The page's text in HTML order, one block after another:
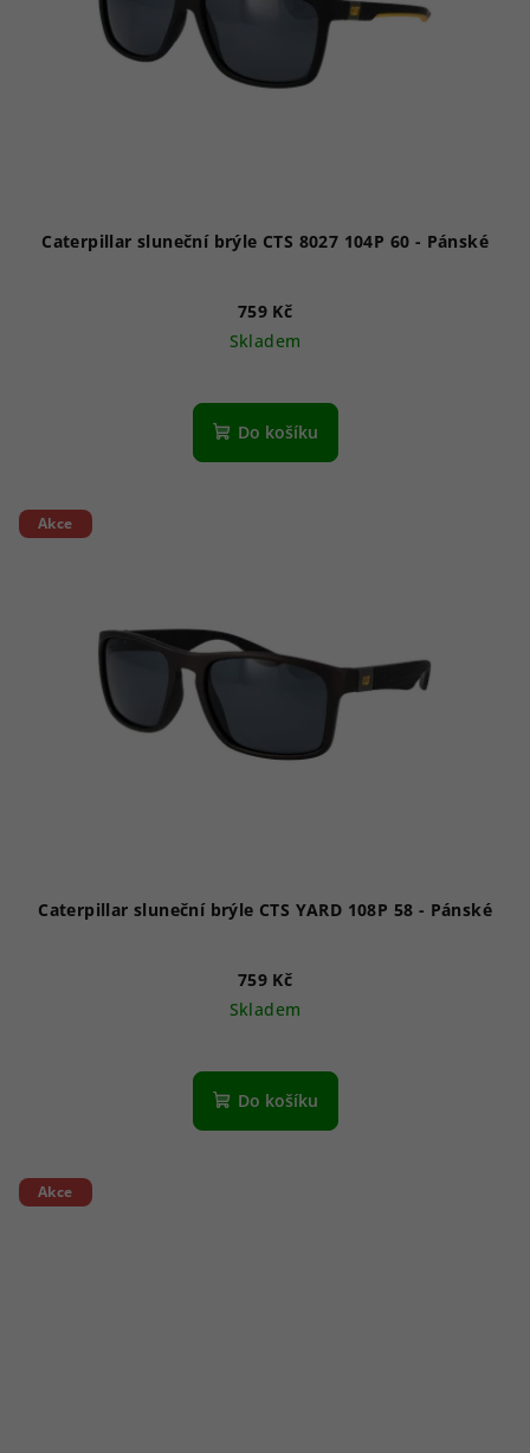
Caterpillar sluneční brýle CTS 8027 104P 60 - Pánské
759 Kč
Skladem
Do košíku
Akce
Caterpillar sluneční brýle CTS YARD 108P 58 - Pánské
759 Kč
Skladem
Do košíku
Akce